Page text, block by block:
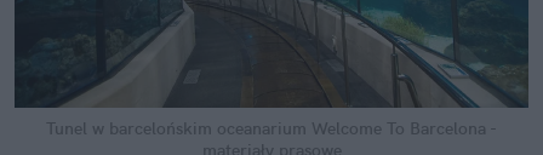
Tunel w barcelońskim oceanarium Welcome To Barcelona -